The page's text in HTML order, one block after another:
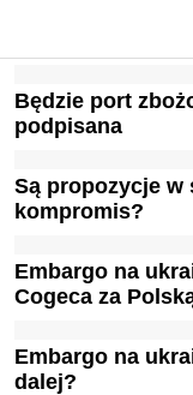
Będzie port
podpisana
Są propozycje w
kompromis?
Embargo na
Cogeca za
Embargo na
dalej?